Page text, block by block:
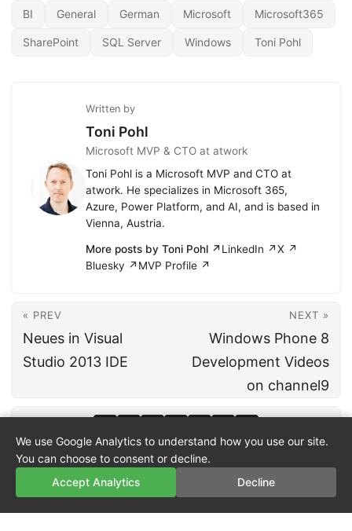
BI General German Microsoft Microsoft365
SharePoint SQL Server Windows Toni Pohl
Written by
Toni Pohl
Microsoft MVP & CTO at atwork
Toni Pohl is a Microsoft MVP and CTO at
atwork. He specializes in Microsoft 365,
Azure, Power Platform, and AI, and is based in
Vienna, Austria.
More posts by Toni Pohl ↗LinkedIn ↗X ↗
Bluesky ↗ MVP Profile ↗
« PREV
Neues in Visual
Studio 2013 IDE
NEXT »
Windows Phone 8
Development Videos
on channel9
© 2026atwork·About·Imprint·Privacy·Powered byHugo&PaperMod
We use Google Analytics to understand how you use our site.
You can choose to consent or decline.
Accept Analytics
Decline